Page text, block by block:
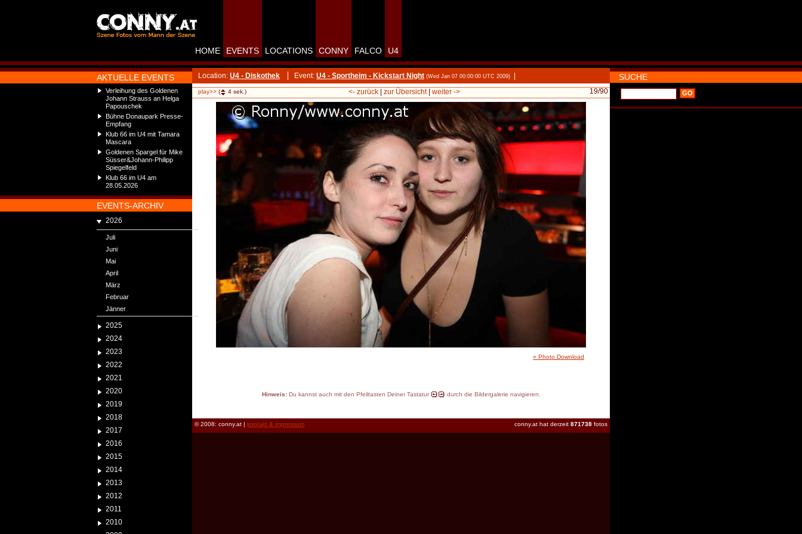
AKTUELLE EVENTS
Verleihung des Goldenen
Johann Strauss an Helga
Papouschek
Bühne Donaupark Presse-
Empfang
Klub 66 im U4 mit Tamara
Mascara
Goldenen Spargel für Mike
Süsser&Johann-Philipp
Spiegelfeld
Klub 66 im U4 am
28.05.2026
EVENTS-ARCHIV
2026
Juli
Juni
Mai
April
März
Februar
Jänner
2025
2024
2023
2022
2021
2020
2019
2018
2017
2016
2015
2014
2013
2012
2011
2010
HOME EVENTS LOCATIONS CONNY FALCO U4
Location: U4 - Diskothek Event: U4 - Sportheim - Kickstart Night (Wed Jan 07 00:00:00 UTC 2009)
play>> ( 4 sek.) 19/90
<- zurück| zur Übersicht| weiter ->
» Photo Download
Hinweis:Du kannst auch mit den Pfeiltasten Deiner Tastatur durch die Bildergalerie navigieren.
conny.at hat derzeit 871738 fotos
© 2008: conny.at | kontakt & impressum
SUCHE